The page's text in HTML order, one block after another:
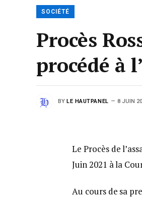
SOCIÉTÉ
Procès
procédé à
BY LE HAUTPANEL 8 JUIN
Le Procès de
Juin 2021 à la
Au cours de sa